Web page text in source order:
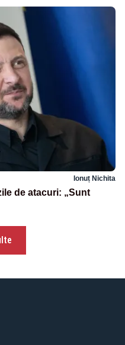
Ionuț Nichita
de atacuri: „Sunt